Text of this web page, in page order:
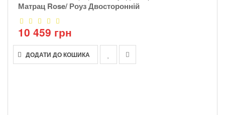
Матрац Rose/ Роуз Двосторонній
10 459 грн
ДОДАТИ ДО КОШИКА